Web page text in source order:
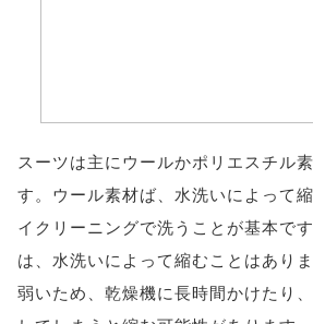
スーツは主にウールかポリエスチル
す。ウール素材ば、水洗いによって
イクリーニングで洗うことが基本で
は、水洗いによって縮むことはあり
弱いため、乾燥機に長時間かけたり